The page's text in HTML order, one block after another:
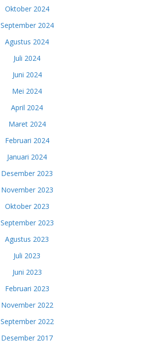
Oktober 2024
September 2024
Agustus 2024
Juli 2024
Juni 2024
Mei 2024
April 2024
Maret 2024
Februari 2024
Januari 2024
Desember 2023
November 2023
Oktober 2023
September 2023
Agustus 2023
Juli 2023
Juni 2023
Februari 2023
November 2022
September 2022
Desember 2017